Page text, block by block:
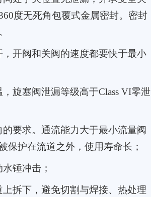
度无死角包覆式金属密封。密封
开阀和关阀的速度都要快于最小
旋塞阀泄漏等级高于Class VI零泄
要求。通流能力大于最小流量阀
保护在流道之外，使用寿命长；
锤冲击；
拆下，避免切割与焊接、热处理